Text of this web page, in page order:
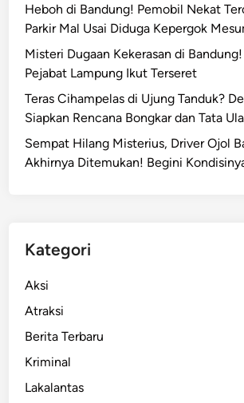
Heboh di Bandung! Pemobil Nekat
Parkir Mal Usai Diduga Kepergok
Misteri Dugaan Kekerasan di
Pejabat Lampung Ikut Terseret
Teras Cihampelas di Ujung Tanduk?
Siapkan Rencana Bongkar dan Tata
Sempat Hilang Misterius, Driver Ojol
Akhirnya Ditemukan! Begini
Kategori
Aksi
Atraksi
Berita Terbaru
Kriminal
Lakalantas